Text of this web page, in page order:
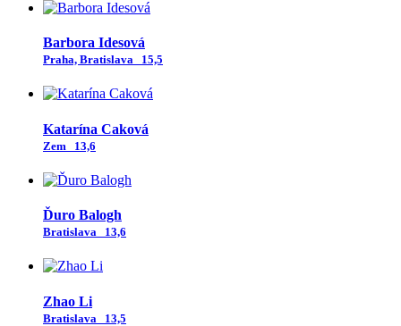
Barbora Idesová
Praha, Bratislava 15,5
Katarína Caková
Zem 13,6
Ďuro Balogh
Bratislava 13,6
Zhao Li
Bratislava 13,5